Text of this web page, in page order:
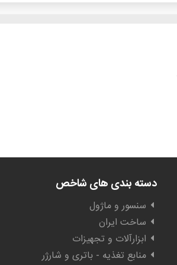
دسته بندی های شاخص
سنسور و ماژول
ساخت ایران
ابزارآلات و تجهیزات
منابع تغذیه - باتری و شارژر